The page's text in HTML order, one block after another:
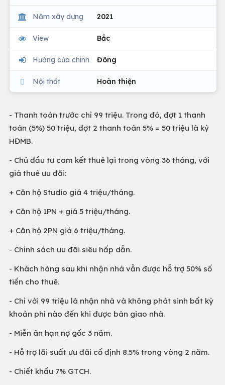
Năm xây dựng 2021
View Bắc
Hướng cửa chính Đông
Nội thất Hoàn thiện
- Thanh toán trước chỉ 99 triệu. Trong đó, đợt 1 thanh
toán (5%) 50 triệu, đợt 2 thanh toán 5% = 50 triệu là ký
HĐMB.
- Chủ đầu tư cam kết thuê lại trong vòng 36 tháng, với
giá thuê ưu đãi:
+ Căn hộ Studio giá 4 triệu/tháng.
+ Căn hộ 1PN + giá 5 triệu/tháng.
+ Căn hộ 2PN giá 6 triệu/tháng.
- Chính sách ưu đãi siêu hấp dẫn.
- Khách hàng sau khi nhận nhà vẫn được hỗ trợ 50% số
tiền cho thuê.
- Chỉ với 99 triệu là nhận nhà và không phát sinh bất kỳ
khoản phí nào đến khi được bàn giao nhà.
- Miễn ân hạn nợ gốc 3 năm.
- Hỗ trợ lãi suất ưu đãi cố định 8.5% trong vòng 2 năm.
- Chiết khấu 7% GTCH.